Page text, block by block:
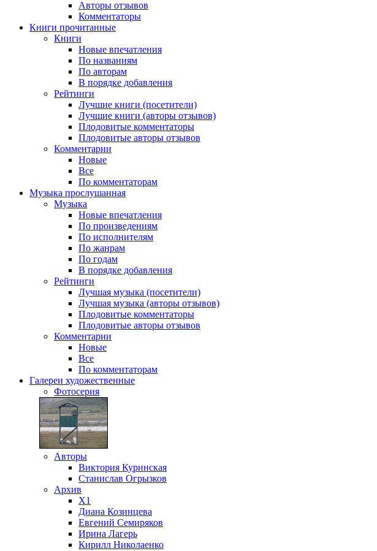
Авторы отзывов
Комментаторы
Книги прочитанные
Книги
Новые впечатления
По названиям
По авторам
В порядке добавления
Рейтинги
Лучшие книги (посетители)
Лучшие книги (авторы отзывов)
Плодовитые комментаторы
Плодовитые авторы отзывов
Комментарии
Новые
Все
По комментаторам
Музыка прослушанная
Музыка
Новые впечатления
По произведениям
По исполнителям
По жанрам
По годам
В порядке добавления
Рейтинги
Лучшая музыка (посетители)
Лучшая музыка (авторы отзывов)
Плодовитые комментаторы
Плодовитые авторы отзывов
Комментарии
Новые
Все
По комментаторам
Галереи художественные
Фотосерия
Авторы
Виктория Куринская
Станислав Огрызков
Архив
X1
Диана Козинцева
Евгений Семиряков
Ирина Лагерь
Кирилл Николаенко